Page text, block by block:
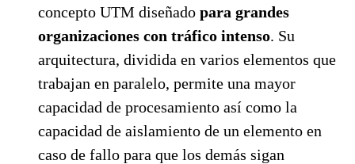
concepto UTM diseñado para grandes
organizaciones con tráfico intenso. Su
arquitectura, dividida en varios elementos que
trabajan en paralelo, permite una mayor
capacidad de procesamiento así como la
capacidad de aislamiento de un elemento en
caso de fallo para que los demás sigan